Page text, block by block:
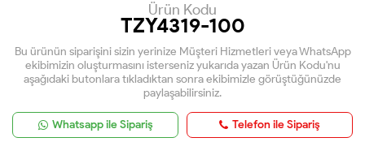
Ürün Kodu
TZY4319-100
Bu ürünün siparişini sizin yerinize Müşteri Hizmetleri veya WhatsApp
ekibimizin oluşturmasını isterseniz yukarıda yazan Ürün Kodu'nu
aşağıdaki butonlara tıkladıktan sonra ekibimizle görüştüğünüzde
paylaşabilirsiniz.
Whatsapp ile Sipariş Telefon ile Sipariş